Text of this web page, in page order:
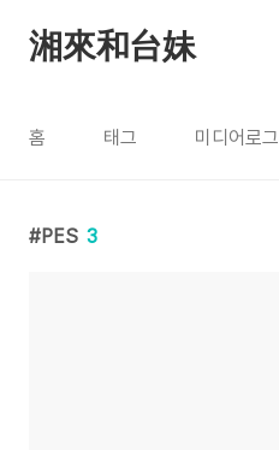
湘來和台妹
홈 태그 미디어로그
PES 3